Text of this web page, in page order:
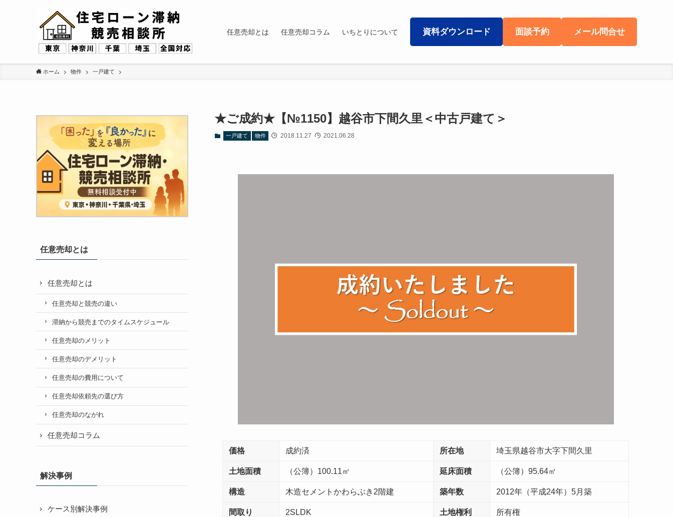
任意売却とは 任意売却コラム いちとりについて 資料ダウンロード 面談予約 メール問合せ
ホーム 物件 一戸建て
★ご成約★【№1150】越谷市下間久里＜中古戸建て＞
一戸建て 物件 2018.11.27 2021.06.28
価格 成約済 所在地 埼玉県越谷市大字下間久里
土地面積 （公簿）100.11㎡ 延床面積 （公簿）95.64㎡
構造 木造セメントかわらぶき2階建 築年数 2012年（平成24年）5月築
間取り 2SLDK 土地権利 所有権
任意売却とは
任意売却とは
任意売却と競売の違い
滞納から競売までのタイムスケジュール
任意売却のメリット
任意売却のデメリット
任意売却の費用について
任意売却依頼先の選び方
任意売却のながれ
任意売却コラム
解決事例
ケース別解決事例